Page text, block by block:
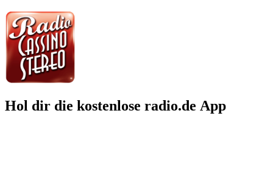
Hol dir die kostenlose radio.de App